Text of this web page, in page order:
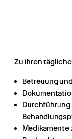
Zu ihren
Betreuung
Medikamente